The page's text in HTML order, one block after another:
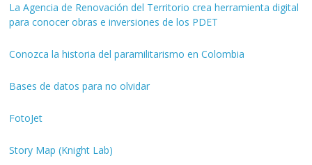
La Agencia de Renovación del Territorio crea herramienta digital
para conocer obras e inversiones de los PDET
Conozca la historia del paramilitarismo en Colombia
Bases de datos para no olvidar
FotoJet
Story Map (Knight Lab)